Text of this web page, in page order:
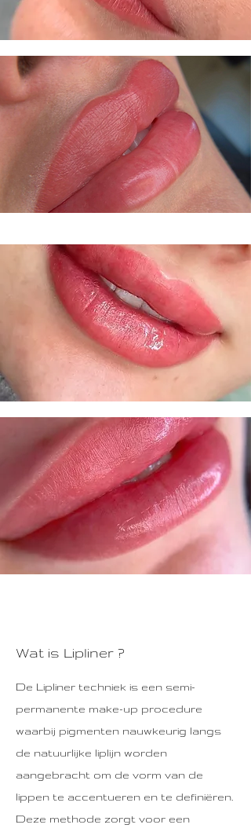
Wat is Lipliner ?
De Lipliner techniek is een semi-
permanente make-up procedure
waarbij pigmenten nauwkeurig langs
de natuurlijke liplijn worden
aangebracht om de vorm van de
lippen te accentueren en te definiëren.
Deze methode zorgt voor een